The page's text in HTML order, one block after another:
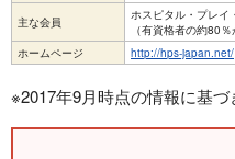
主な会員
ホスピタル・プレイ
（有資格者の約80％
ホームページ
http://hps-japan.net/
※2017年9月時点の情報に基づ